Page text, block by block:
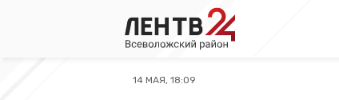
14 МАЯ, 18:09